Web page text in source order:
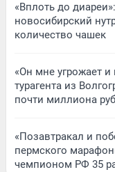
«Вплоть до
новосибирский
количество чашек
«Он мне угрожает
турагента из
почти миллиона
«Позавтракал и
пермского
чемпионом РФ 35